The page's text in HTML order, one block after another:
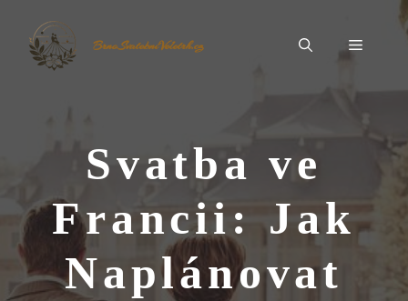
obsah
BrnoSvatebníVeletrh.cz Menu
Svatba ve
Francii: Jak
Naplánovat